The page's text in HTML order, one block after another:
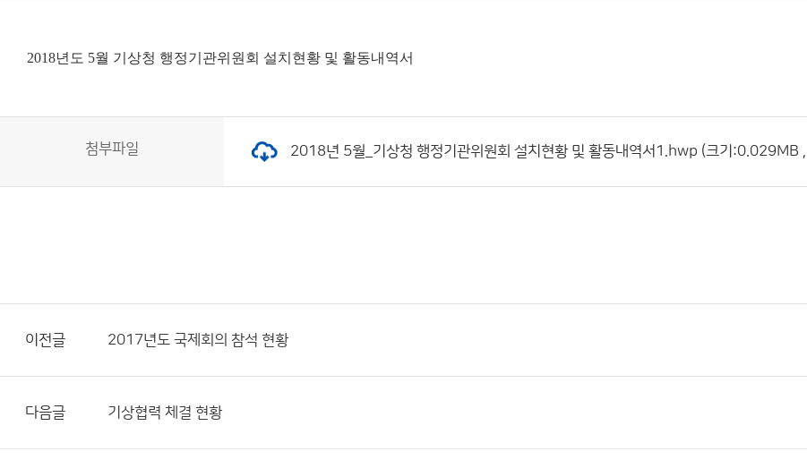
2018년도 5월 기상청 행정기관위원회 설치현황 및 활동내역서
첨부파일 2018년 5월_기상청 행정기관위원회 설치현황 및 활동내역서1.hwp (크기:0.029MB
이전글 2017년도 국제회의 참석 현황
다음글 기상협력 체결 현황